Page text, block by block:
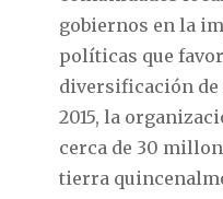
gobiernos en la
políticas que
diversificación de
2015, la
cerca de 30
tierra